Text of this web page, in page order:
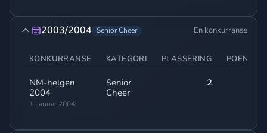
2003/2004 Senior Cheer En konkurranse
KONKURRANSE KATEGORI PLASSERING POENG
NM-helgen
2004
1. januar 2004
Senior
Cheer
2